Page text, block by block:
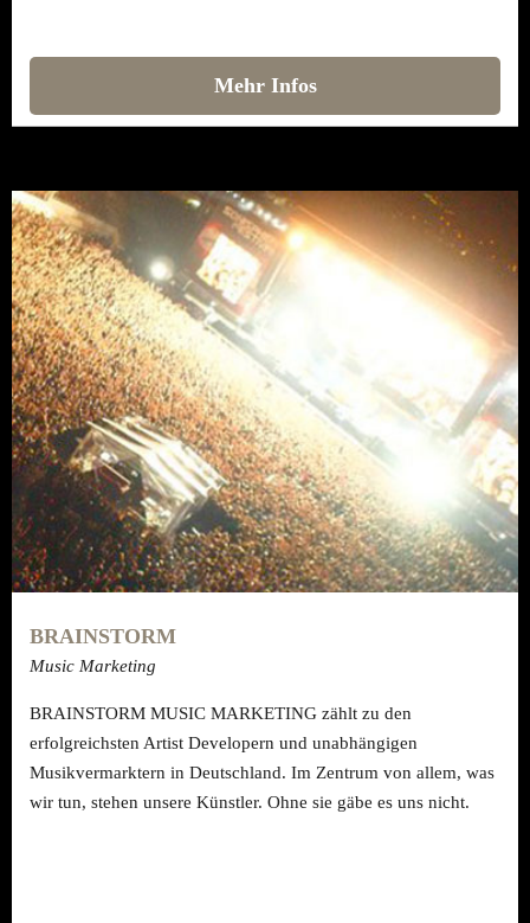
Mehr Infos
BRAINSTORM
Music Marketing
BRAINSTORM MUSIC MARKETING zählt zu den
erfolgreichsten Artist Developern und unabhängigen
Musikvermarktern in Deutschland. Im Zentrum von allem, was
wir tun, stehen unsere Künstler. Ohne sie gäbe es uns nicht.